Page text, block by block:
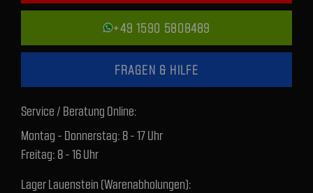
+49 1590 5808489
FRAGEN & HILFE
Service / Beratung Online:
Montag - Donnerstag: 8 - 17 Uhr
Freitag: 8 - 16 Uhr
Lager Lauenstein (Warenabholungen):